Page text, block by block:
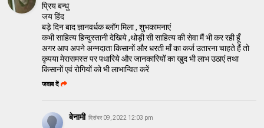
प्रिय बन्धु
जय हिंद
बड़े दिन बाद ज्ञानवर्धक ब्लॉग मिला , शुभकामनाएं
कभी साहित्य हिन्दुस्तानी देखिये ,थोड़ी सी साहित्य की सेवा मैं भी कर रही हूँ
अगर आप अपने अन्नदाता किसानों और धरती माँ का कर्ज उतारना चाहते हैं तो
कृपया मेरासमस्त पर पधारिये और जानकारियों का खुद भी लाभ उठाएं तथा
किसानों एवं रोगियों को भी लाभान्वित करें
जवाब दें
बेनामी दिसंबर 09, 2022 12:03 pm